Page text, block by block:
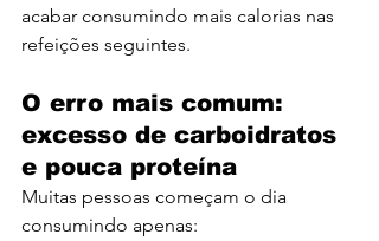
acabar consumindo mais calorias nas
refeições seguintes.
O erro mais comum:
excesso de carboidratos
e pouca proteína
Muitas pessoas começam o dia
consumindo apenas: